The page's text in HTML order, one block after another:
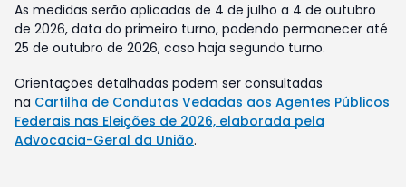
As medidas serão aplicadas de 4 de julho a 4 de outubro
de 2026, data do primeiro turno, podendo permanecer até
25 de outubro de 2026, caso haja segundo turno.
Orientações detalhadas podem ser consultadas
na Cartilha de Condutas Vedadas aos Agentes Públicos
Federais nas Eleições de 2026, elaborada pela
Advocacia-Geral da União.